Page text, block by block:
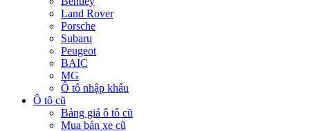
Land Rover
Porsche
Subaru
Peugeot
BAIC
MG
Ô tô nhập khẩu
Ô tô cũ
Bảng giá ô tô cũ
Mua bán xe cũ